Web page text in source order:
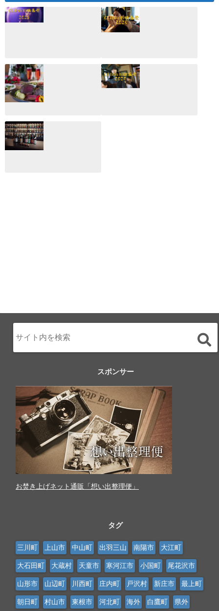
CLIP山形映画祭
2026：映画館派の
編集長が読む2025
年の映画ざっくり
総監
CLIP山形映画祭
2025：ほぼこれく
らいしか更新して
いない変なブログ
月のホテル☆4日
間限定！クリスマ
スディナーブッフ
ェ開催☆
スポンサー
お焚き上げネット通販「想い出整理便」
タグ
三川町 上山市 中山町 出羽三山 南陽市 大江町
大石田町 大蔵村 天童市 寒河江市 小国町 尾花沢市
山形市 山辺町 川西町 庄内町 戸沢村 新庄市 最上町
朝日町 村山市 東根市 河北町 海外 白鷹町 県外